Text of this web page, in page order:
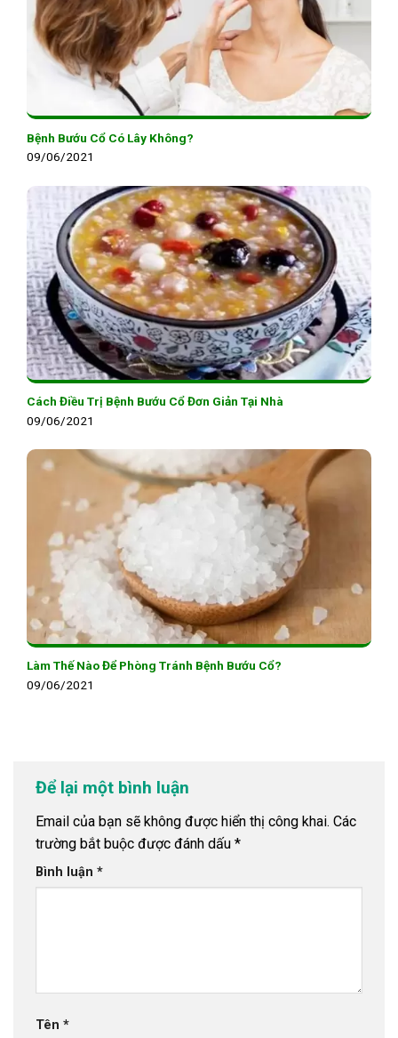
Bệnh Bướu Cổ Có Lây Không?
09/06/2021
Cách Điều Trị Bệnh Bướu Cổ Đơn Giản Tại Nhà
09/06/2021
Làm Thế Nào Để Phòng Tránh Bệnh Bướu Cổ?
09/06/2021
Để lại một bình luận
Email của bạn sẽ không được hiển thị công khai. Các
trường bắt buộc được đánh dấu *
Bình luận *
Tên *